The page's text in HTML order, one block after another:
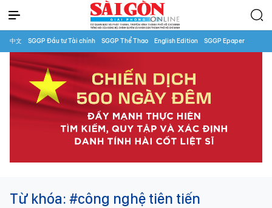
中文 SGGP Đầu tư Tài chính SGGP Thể Thao English Edition SGGP Epaper
Từ khóa: #công nghệ tiên tiến